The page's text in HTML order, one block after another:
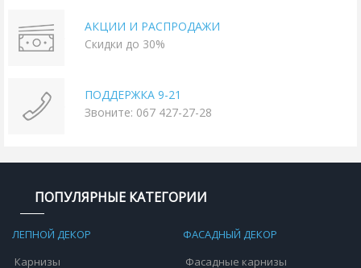
АКЦИИ И РАСПРОДАЖИ
Скидки до 30%
ПОДДЕРЖКА 9-21
Звоните: 067 427-27-28
ПОПУЛЯРНЫЕ КАТЕГОРИИ
ЛЕПНОЙ ДЕКОР
Карнизы
ФАСАДНЫЙ ДЕКОР
Фасадные карнизы